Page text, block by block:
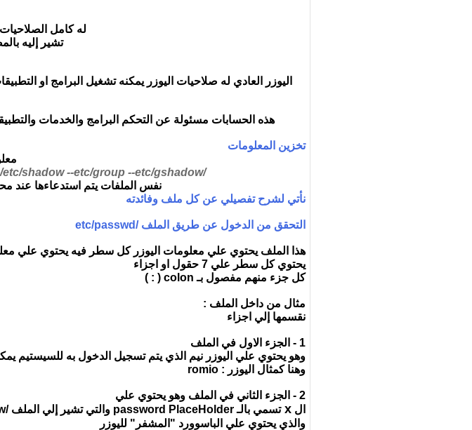
له كامل
تشير إليه
اليوزر العادي له صلاحيات اليوزر يمكنه تشغيل البرامج او
هذه الحسابات مسئولة عن التحكم البرامج والخدمات
تخزين المعلومات
/etc/passwd -- /etc/shadow
--etc/group --etc/gshadow
نفس الملفات يتم استدعاءها عند
نأتي لشرح تفصيلي عن كل ملف وفائدته
التحقق من الدخول عن طريق الملف /etc/passwd
هذا الملف يحتوي علي معلومات اليوزر كل سطر فيه يحتوي علي
يحتوي كل سطر علي 7 حقول او اجزاء
كل جزء منهم مفصول بـ colon ( : )
مثال من داخل الملف :
نقسمها إلي اجزاء
1 - الجزء الاول في الملف
وهو يحتوي علي اليوزر نيم الذي يتم تسجيل الدخول به للسيستيم يمكن
وهنا كمثال اليوزر : romio
2 - الجزء الثاني في الملف وهو يحتوي علي
ال x تسمي بالـ password PlaceHolder والتي تشير إلي الملف /etc/shadow
والذي يحتوي علي الباسوورد "المشفر" لليوزر